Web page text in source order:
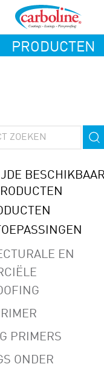
PRODUCTEN
EN
PRIMERS
ONDER